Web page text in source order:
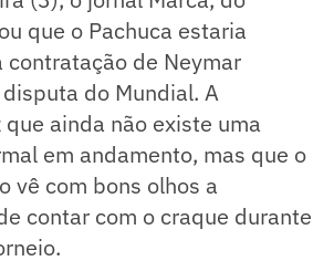
que o Pachuca estaria
contratação de Neymar
do Mundial. A
ainda não existe uma
em andamento, mas que o
vê com bons olhos a
contar com o craque durante